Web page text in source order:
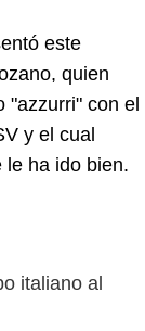
este
quien
"azzurri" con el
y el cual
le ha ido bien.
italiano al